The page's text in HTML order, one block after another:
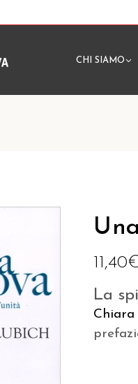
CHI SIAMO
11,40
La
Chiara